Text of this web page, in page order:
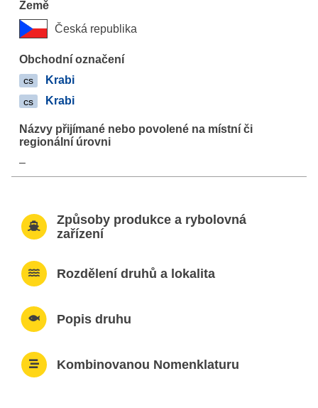
Česká republika
cs Krabi
cs Krabi
–
Způsoby produkce a rybolovná
zařízení
Rozdělení druhů a lokalita
Popis druhu
Kombinovanou Nomenklaturu